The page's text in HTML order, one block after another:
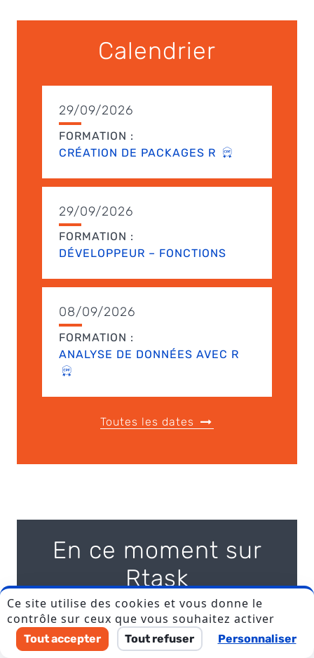
Calendrier
29/09/2026
FORMATION :
CRÉATION DE PACKAGES R
29/09/2026
FORMATION :
DÉVELOPPEUR – FONCTIONS
08/09/2026
FORMATION :
ANALYSE DE DONNÉES AVEC R
Toutes les dates
En ce moment sur
Rtask
10/07/2026
Ce site utilise des cookies et vous donne le
contrôle sur ceux que vous souhaitez activer
Tout accepter Tout refuser Personnaliser